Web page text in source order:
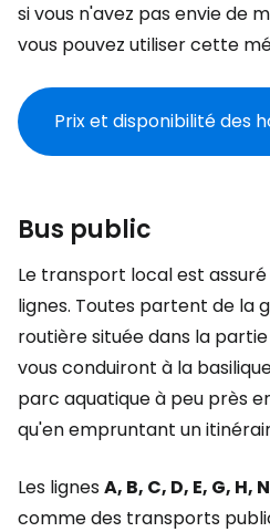
si vous n'avez pas envie de
vous pouvez utiliser cette
Prix et disponibilité des
Bus public
Le transport local est
lignes. Toutes partent de la
routière située dans la
vous conduiront à la
parc aquatique à peu près
qu'en empruntant un
Les lignesA, B, C, D, E, G, H,
comme des transports